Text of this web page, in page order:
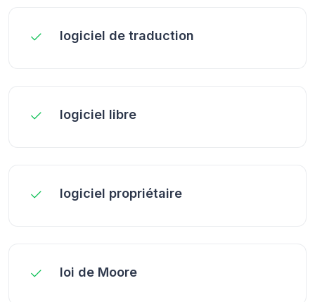
logiciel de traduction
logiciel libre
logiciel propriétaire
loi de Moore